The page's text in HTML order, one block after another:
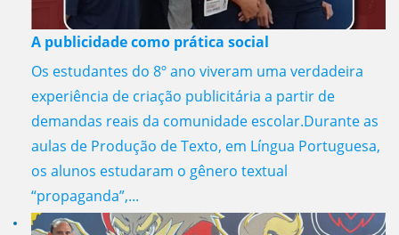
A publicidade como prática social
Os estudantes do 8º ano viveram uma verdadeira
experiência de criação publicitária a partir de
demandas reais da comunidade escolar.Durante as
aulas de Produção de Texto, em Língua Portuguesa,
os alunos estudaram o gênero textual
“propaganda”,...